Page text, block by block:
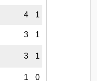
4 1
3 1
3 1
1 0